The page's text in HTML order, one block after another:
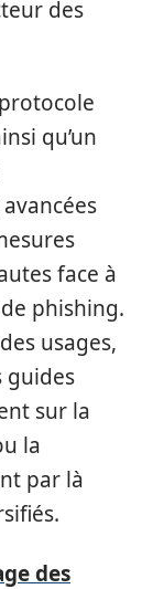
des
qu’un
face à
phishing.
usages,
guides
sur la
la
par là
des